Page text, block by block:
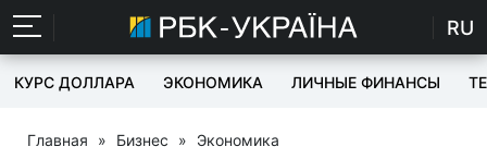
RU
КУРС ДОЛЛАРА ЭКОНОМИКА ЛИЧНЫЕ ФИНАНСЫ
Главная » Бизнес » Экономика